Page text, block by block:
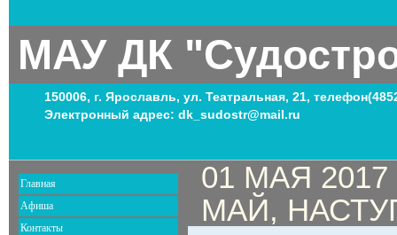
МАУ ДК
150006, г. Ярославль, ул. Театральная, 21,
Электронный адрес: dk_sudostr@mail.ru
Главная
Афиша
Контакты
01 МАЯ 2017
МАЙ,